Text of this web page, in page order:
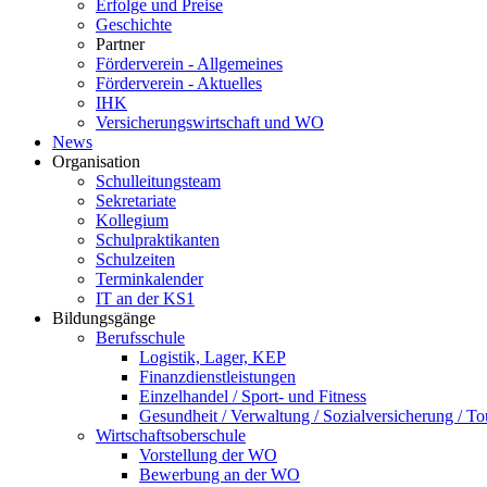
Erfolge und Preise
Geschichte
Partner
Förderverein - Allgemeines
Förderverein - Aktuelles
IHK
Versicherungswirtschaft und WO
News
Organisation
Schulleitungsteam
Sekretariate
Kollegium
Schulpraktikanten
Schulzeiten
Terminkalender
IT an der KS1
Bildungsgänge
Berufsschule
Logistik, Lager, KEP
Finanzdienstleistungen
Einzelhandel / Sport- und Fitness
Gesundheit / Verwaltung / Sozialversicherung /
Wirtschaftsoberschule
Vorstellung der WO
Bewerbung an der WO